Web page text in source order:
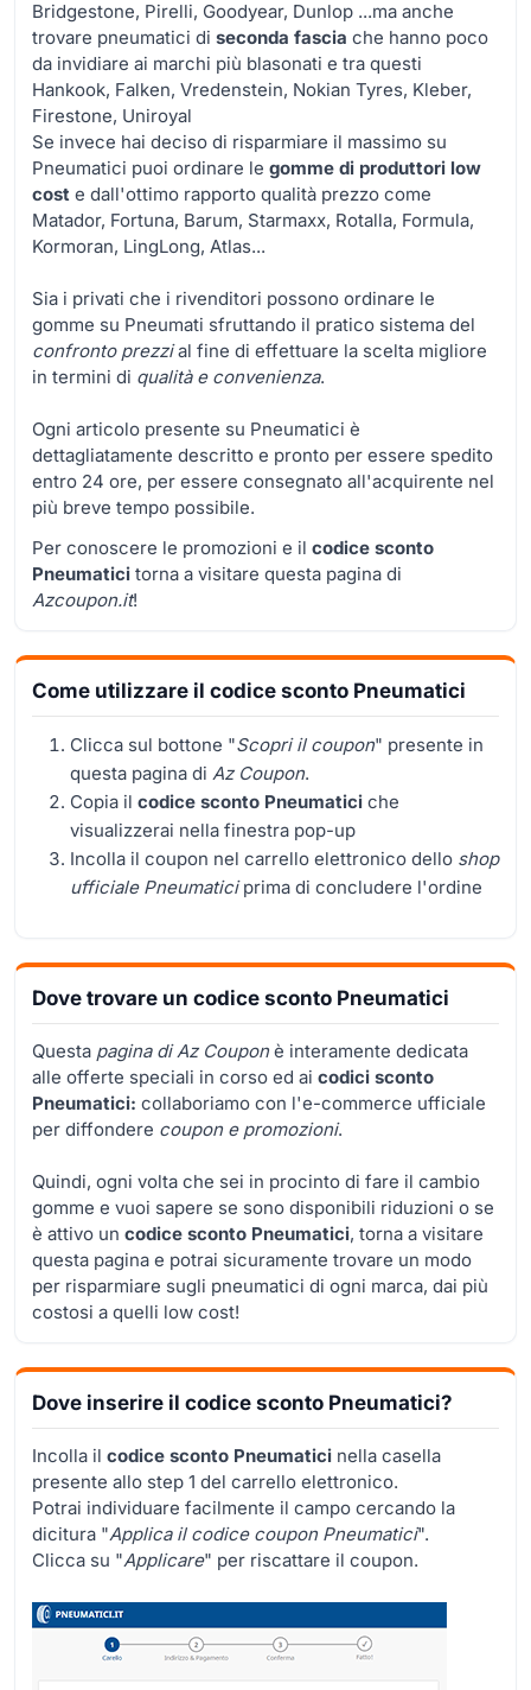
Bridgestone, Pirelli, Goodyear, Dunlop ...ma anche
trovare pneumatici di seconda fascia che hanno poco
da invidiare ai marchi più blasonati e tra questi
Hankook, Falken, Vredenstein, Nokian Tyres, Kleber,
Firestone, Uniroyal
Se invece hai deciso di risparmiare il massimo su
Pneumatici puoi ordinare le gomme di produttori low
cost e dall'ottimo rapporto qualità prezzo come
Matador, Fortuna, Barum, Starmaxx, Rotalla, Formula,
Kormoran, LingLong, Atlas...
Sia i privati che i rivenditori possono ordinare le
gomme su Pneumati sfruttando il pratico sistema del
confronto prezzial fine di effettuare la scelta migliore
in termini di qualità e convenienza.
Ogni articolo presente su Pneumatici è
dettagliatamente descritto e pronto per essere spedito
entro 24 ore, per essere consegnato all'acquirente nel
più breve tempo possibile.
Per conoscere le promozioni e il codice sconto
Pneumatici torna a visitare questa pagina di
Azcoupon.it!
Come utilizzare il codice sconto Pneumatici
Clicca sul bottone "Scopri il coupon" presente in
questa pagina di Az Coupon.
Copia il codice sconto Pneumatici che
visualizzerai nella finestra pop-up
Incolla il coupon nel carrello elettronico dello shop
ufficiale Pneumaticiprima di concludere l'ordine
Dove trovare un codice sconto Pneumatici
Questa pagina di Az Couponè interamente dedicata
alle offerte speciali in corso ed ai codici sconto
Pneumatici: collaboriamo con l'e-commerce ufficiale
per diffondere coupon e promozioni.
Quindi, ogni volta che sei in procinto di fare il cambio
gomme e vuoi sapere se sono disponibili riduzioni o se
è attivo un codice sconto Pneumatici, torna a visitare
questa pagina e potrai sicuramente trovare un modo
per risparmiare sugli pneumatici di ogni marca, dai più
costosi a quelli low cost!
Dove inserire il codice sconto Pneumatici?
Incolla il codice sconto Pneumatici nella casella
presente allo step 1 del carrello elettronico.
Potrai individuare facilmente il campo cercando la
dicitura "Applica il codice coupon Pneumatici".
Clicca su "Applicare" per riscattare il coupon.